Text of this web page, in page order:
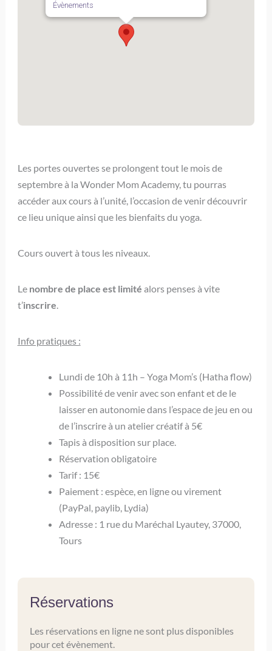
Évènements
Les portes ouvertes se prolongent tout le mois de
septembre à la Wonder Mom Academy, tu pourras
accéder aux cours à l’unité, l’occasion de venir découvrir
ce lieu unique ainsi que les bienfaits du yoga.
Cours ouvert à tous les niveaux.
Lenombre de place est limité alors penses à vite
t’inscrire.
Info pratiques :
Lundi de 10h à 11h – Yoga Mom’s (Hatha flow)
Possibilité de venir avec son enfant et de le
laisser en autonomie dans l’espace de jeu en ou
de l’inscrire à un atelier créatif à 5€
Tapis à disposition sur place.
Réservation obligatoire
Tarif : 15€
Paiement : espèce, en ligne ou virement
(PayPal, paylib, Lydia)
Adresse : 1 rue du Maréchal Lyautey, 37000,
Tours
Réservations
Les réservations en ligne ne sont plus disponibles
pour cet évènement.